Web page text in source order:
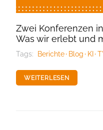
Zwei Konferenzen
Was wir erlebt und
Tags: Berichte Blog KI
WEITERLESEN